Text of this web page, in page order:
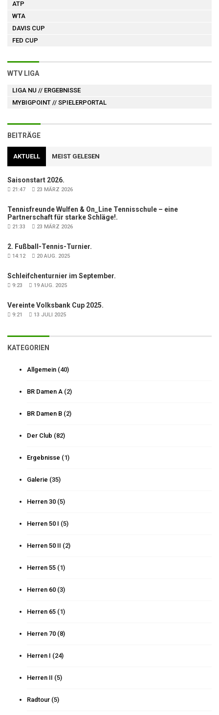
ATP
WTA
DAVIS CUP
FED CUP
WTV LIGA
LIGA NU // ERGEBNISSE
MYBIGPOINT // SPIELERPORTAL
BEITRÄGE
AKTUELL MEIST GELESEN
Saisonstart 2026.
21:47 23 MÄRZ 2026
Tennisfreunde Wulfen & On_Line Tennisschule – eine
Partnerschaft für starke Schläge!.
21:33 23 MÄRZ 2026
2. Fußball-Tennis-Turnier.
14:12 20 AUG. 2025
Schleifchenturnier im September.
9:23 19 AUG. 2025
Vereinte Volksbank Cup 2025.
9:21 13 JULI 2025
KATEGORIEN
Allgemein (40)
BR Damen A (2)
BR Damen B (2)
Der Club (82)
Ergebnisse (1)
Galerie (35)
Herren 30 (5)
Herren 50 I (5)
Herren 50 II (2)
Herren 55 (1)
Herren 60 (3)
Herren 65 (1)
Herren 70 (8)
Herren I (24)
Herren II (5)
Radtour (5)